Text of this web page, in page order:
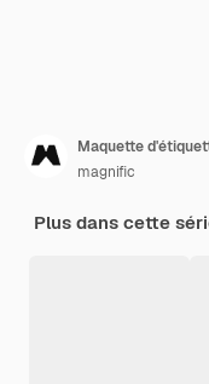
Maquette
magnific
Plus dans cette